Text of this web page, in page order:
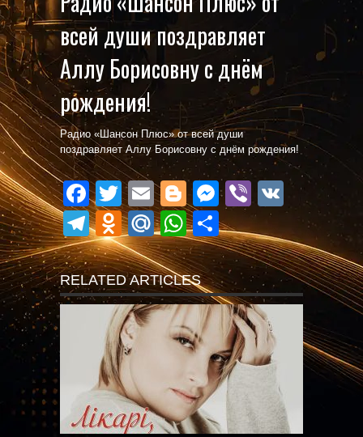
всей души поздравляет
Аллу Борисовну с днём
рождения!
Радио «Шансон Плюс» от всей души
поздравляет Аллу Борисовну с днём рождения!
Facebook
Twitter
EmailBlogger
Messenger
Viber
VK
Telegram
Odnoklassniki
Mail.Ru
WhatsApp
Поділитися
RELATED ARTICLES